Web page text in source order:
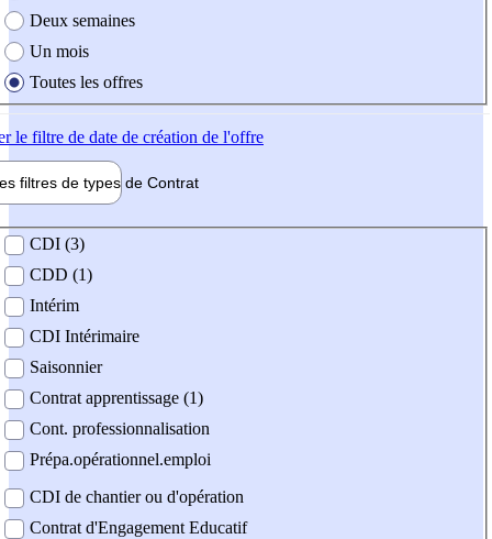
Deux semaines
Un mois
Toutes les offres
le filtre de date de création de l'offre
filtres de types de Contrat
contrat
CDI (3)
CDD (1)
Intérim
CDI Intérimaire
Saisonnier
Contrat apprentissage (1)
Cont. professionnalisation
Prépa.opérationnel.emploi
CDI de chantier ou d'opération
Contrat d'Engagement Educatif